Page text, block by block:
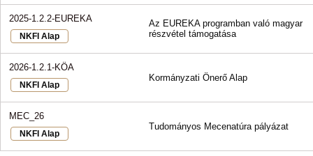
2025-1.2.2-EUREKA
NKFI Alap
Az EUREKA programban való magyar
részvétel támogatása
2026-1.2.1-KÖA
NKFI Alap
Kormányzati Önerő Alap
MEC_26
NKFI Alap
Tudományos Mecenatúra pályázat